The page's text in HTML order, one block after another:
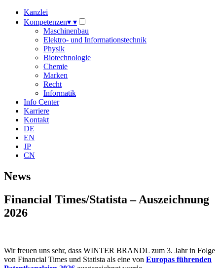
Kanzlei
Kompetenzen▾ ▾
Maschinenbau
Elektro- und Informationstechnik
Physik
Biotechnologie
Chemie
Marken
Recht
Informatik
Info Center
Karriere
Kontakt
DE
EN
JP
CN
News
Financial Times/Statista – Auszeichnung
2026
Wir freuen uns sehr, dass WINTER BRANDL zum 3. Jahr in Folge
von Financial Times und Statista als eine von Europas führenden